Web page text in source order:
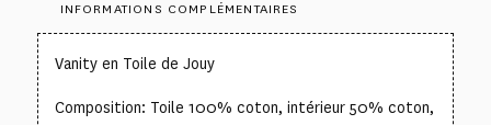
INFORMATIONS COMPLÉMENTAIRES
Vanity en Toile de Jouy
Composition: Toile 100% coton, intérieur 50% coton,